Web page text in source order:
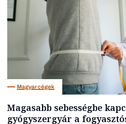
Magyar cégek
Magasabb sebességbe
gyógyszergyár a